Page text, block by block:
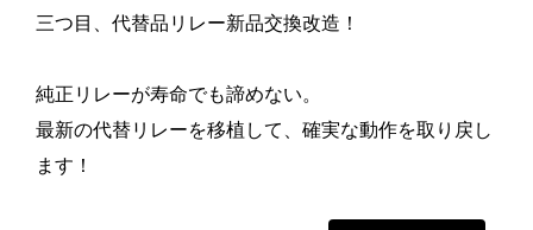
三つ目、代替品リレー新品交換改造！
純正リレーが寿命でも諦めない。
最新の代替リレーを移植して、確実な動作を取り戻し
ます！